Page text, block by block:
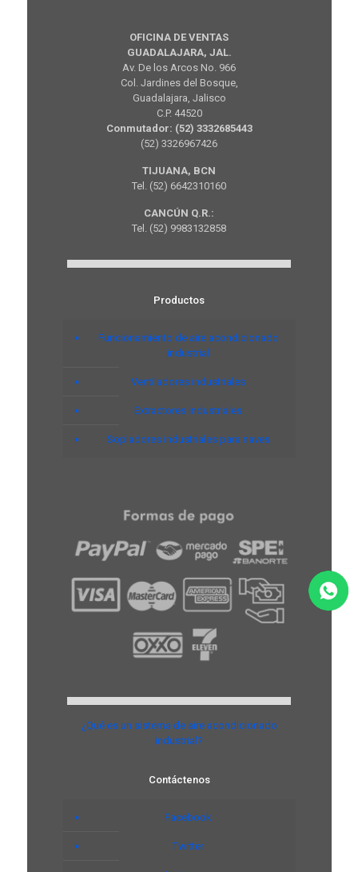
OFICINA DE VENTAS
GUADALAJARA, JAL.
Av. De los Arcos No. 966
Col. Jardines del Bosque,
Guadalajara, Jalisco
C.P. 44520
Conmutador: (52) 3332685443
(52) 3326967426
TIJUANA, BCN
Tel. (52) 6642310160
CANCÚN Q.R.:
Tel. (52) 9983132858
Productos
Funcionamiento de aire acondicionado
industrial
Ventiladores industriales
Extractores industriales
Sopladores industriales para naves
¿Qué es un sistema de aire acondicionado
industrial?
Contáctenos
Facebook
Twitter